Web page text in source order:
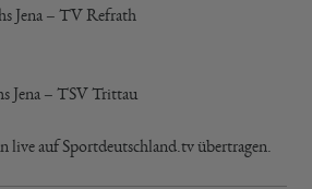
Jena – TV Refrath
Jena – TSV Trittau
live auf Sportdeutschland.tv übertragen.